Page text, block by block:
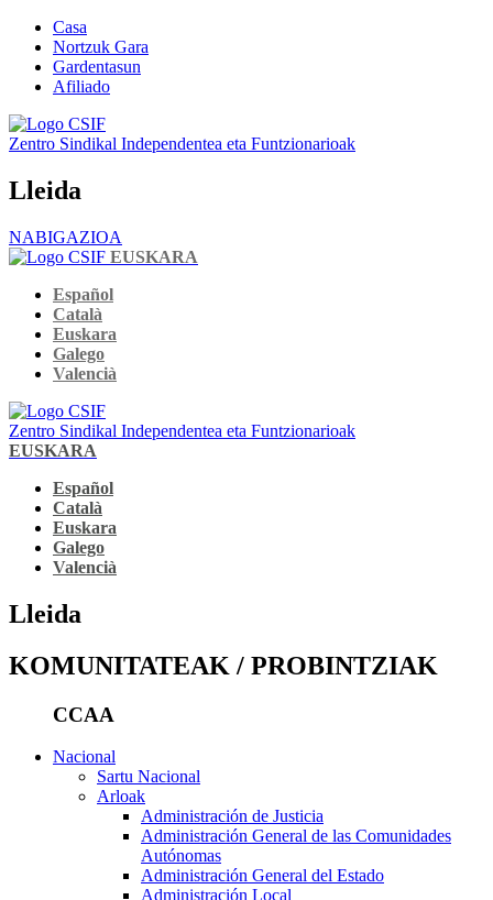
Casa
Nortzuk Gara
Gardentasun
Afiliado
Zentro Sindikal Independentea eta Funtzionarioak
Lleida
NABIGAZIOA
EUSKARA
Español
Català
Euskara
Galego
Valencià
Zentro Sindikal Independentea eta Funtzionarioak
EUSKARA
Español
Català
Euskara
Galego
Valencià
Lleida
KOMUNITATEAK / PROBINTZIAK
CCAA
Nacional
Sartu Nacional
Arloak
Administración de Justicia
Administración General de las Comunidades
Autónomas
Administración General del Estado
Administración Local